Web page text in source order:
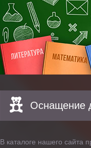
Оснащение
В каталоге нашего сайта